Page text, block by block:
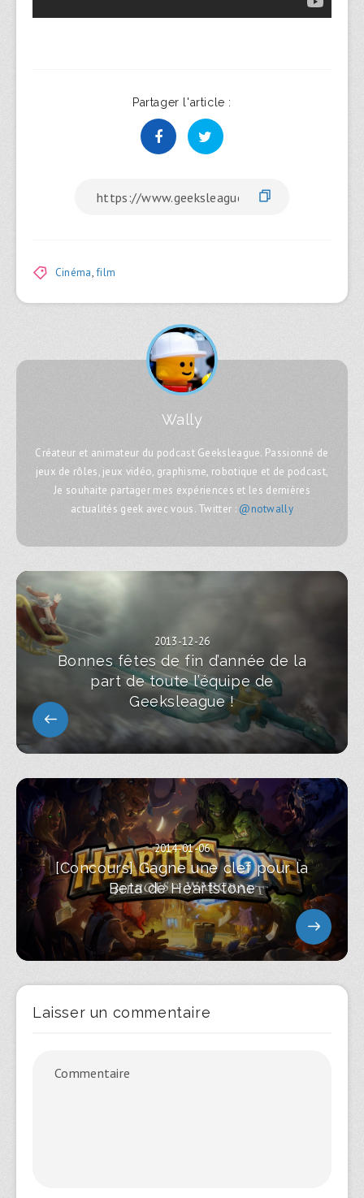
Partager l'article :
Cinéma,film
Wally
Créateur et animateur du podcast Geeksleague. Passionné de
jeux de rôles, jeux vidéo, graphisme, robotique et de podcast,
Je souhaite partager mes expériences et les dernières
actualités geek avec vous. Twitter : @notwally
2013-12-26
Bonnes fêtes de fin d’année de la
part de toute l’équipe de
Geeksleague !
2014-01-06
[Concours] Gagne une clef pour la
Beta de Heartstone
Laisser un commentaire